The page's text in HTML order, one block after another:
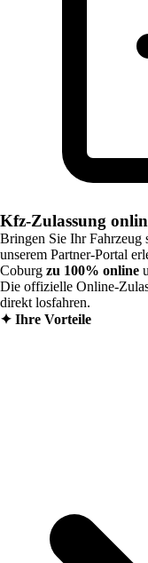
Kfz-Zulassung
Bringen Sie Ihr Fahrzeug
unserem Partner-Portal
Coburg zu 100% online
Die offizielle Online-
direkt losfahren.
✦ Ihre Vorteile